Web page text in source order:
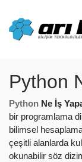
content
Python
Python Ne İş
bir programlama
bilimsel
çeşitli alanlarda
okunabilir söz